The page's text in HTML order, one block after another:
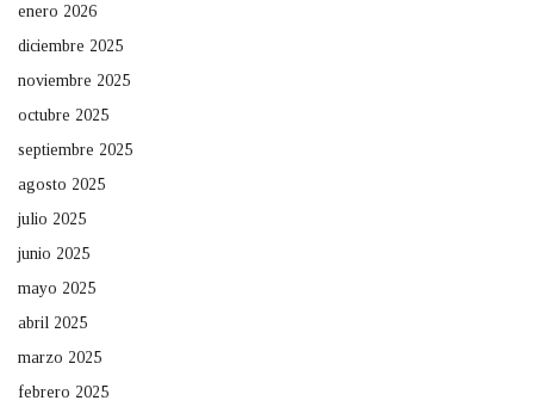
enero 2026
diciembre 2025
noviembre 2025
octubre 2025
septiembre 2025
agosto 2025
julio 2025
junio 2025
mayo 2025
abril 2025
marzo 2025
febrero 2025